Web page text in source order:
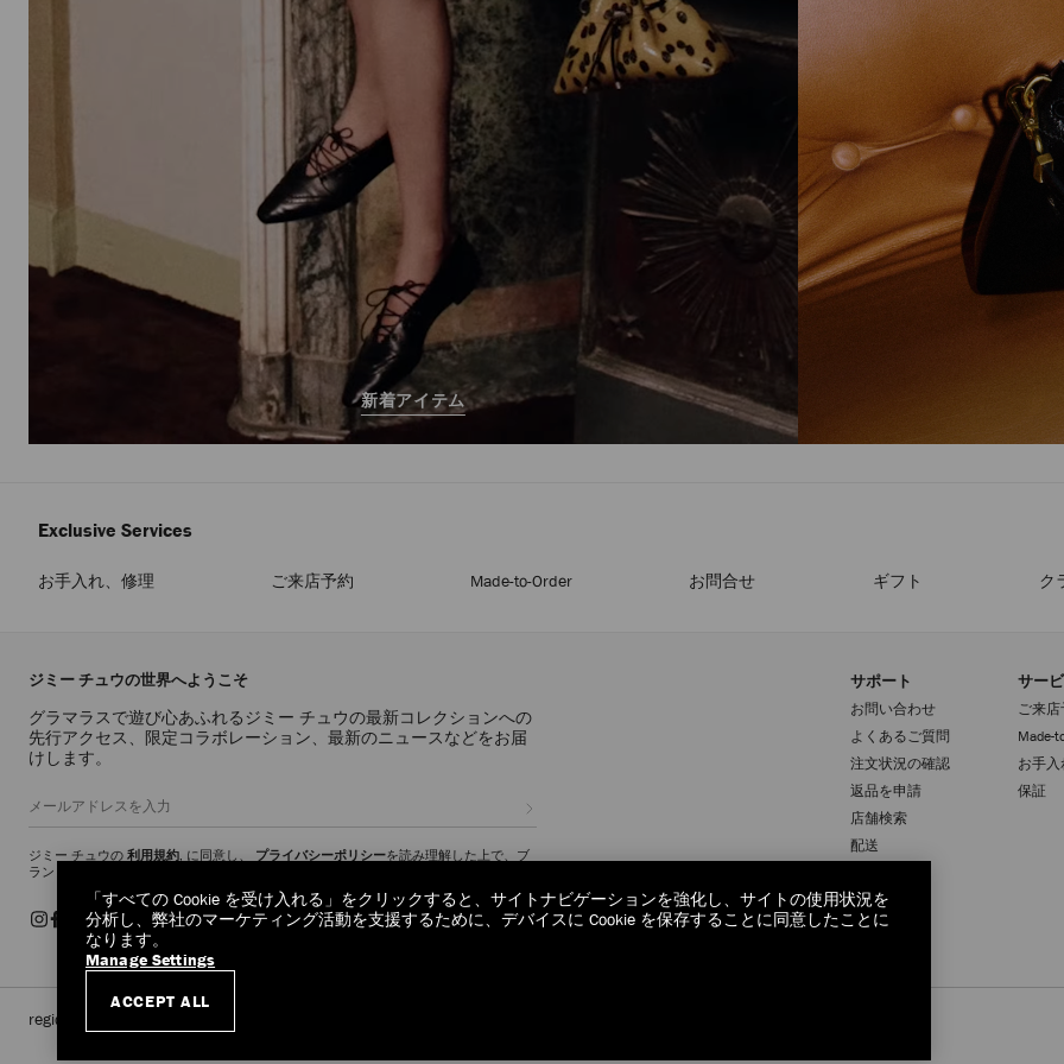
新着アイテム
Exclusive Services
お手入れ、修理 ご来店予約 Made-to-Order お問合せ ギフト ク
ジミー チュウの世界へようこそ
グラマラスで遊び心あふれるジミー チュウの最新コレクションへの
先行アクセス、限定コラボレーション、最新のニュースなどをお届
けします。
ジミー チュウの 利用規約, に同意し、 プライバシーポリシーを読み理解した上で、ブ
ランドマーケティングメッセージを受け取ることに同意したことになります。
サポート
お問い合わせ
よくあるご質問
注文状況の確認
返品を申請
店舗検索
配送
サー
ご来
Made-
お手
保証
regionselector.country.
「すべての Cookie を受け入れる」をクリックすると、サイトナビゲーションを強化し、サイトの使用状況を
分析し、弊社のマーケティング活動を支援するために、デバイスに Cookie を保存することに同意したことに
なります。
Manage Settings
ACCEPT ALL